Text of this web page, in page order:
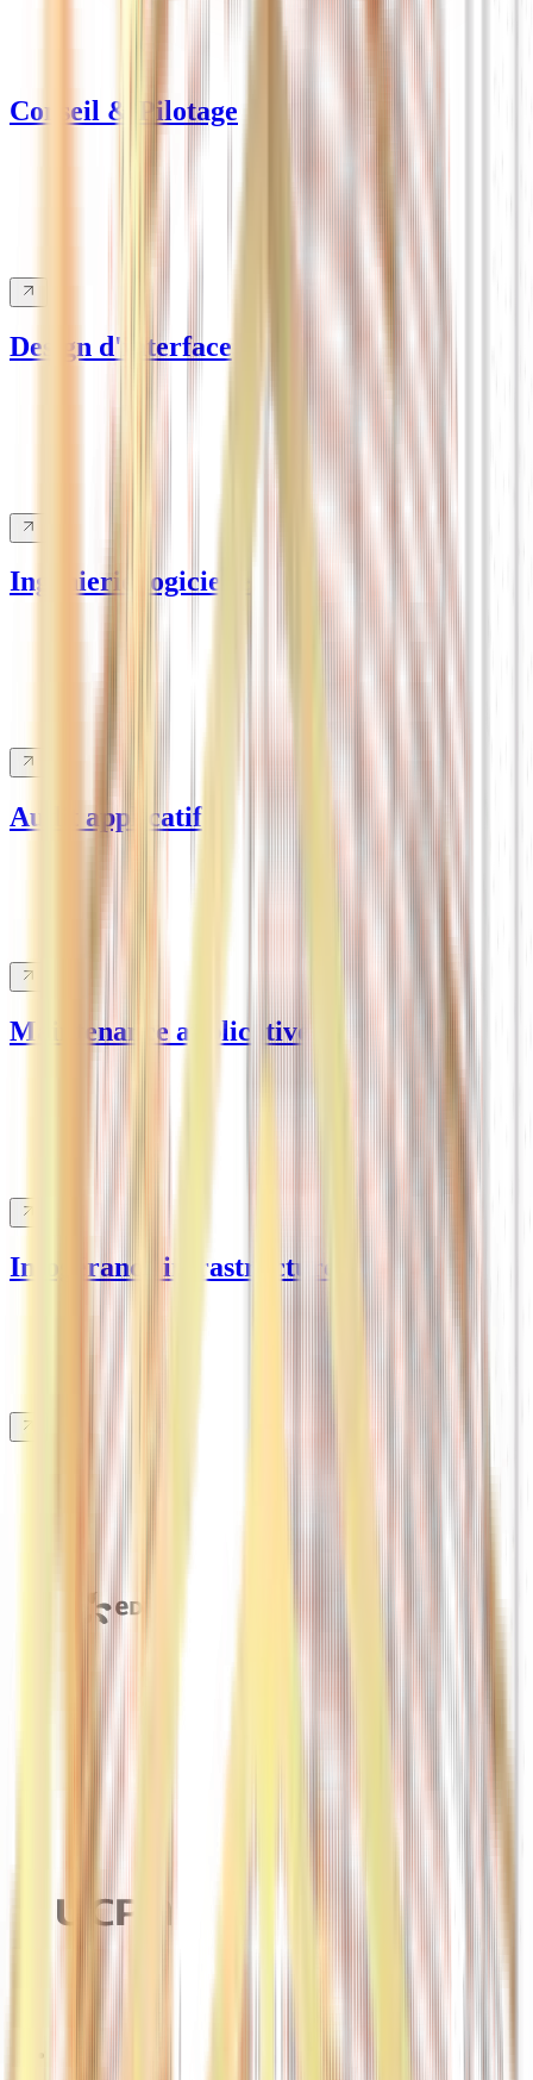
Conseil & Pilotage
Design d'interface
Ingénierie logicielle
Audit applicatif
Maintenance applicative
Infogérance infrastructure